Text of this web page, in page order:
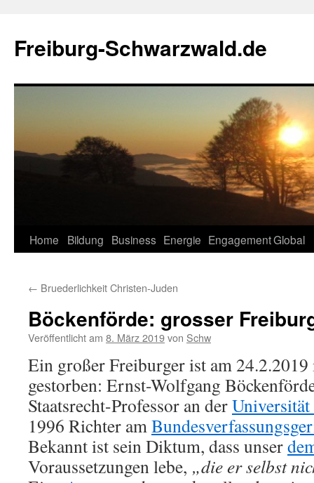
springen
Freiburg-Schwarzwald.de
Home Bildung Business Energie EngagementGlobal
← Bruederlichkeit Christen-Juden
Böckenförde: grosser
Veröffentlicht am 8. März 2019von Schw
Ein großer Freiburger ist am
gestorben: Ernst-Wolfgang
Staatsrecht-Professor an der
1996 Richter am
Bekannt ist sein Diktum, dass unser
Voraussetzungen lebe, „die er selbst